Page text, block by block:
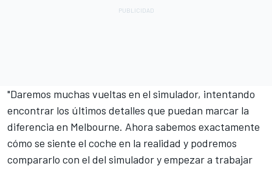
"Daremos muchas vueltas en el simulador, intentando
encontrar los últimos detalles que puedan marcar la
diferencia en Melbourne. Ahora sabemos exactamente
cómo se siente el coche en la realidad y podremos
compararlo con el del simulador y empezar a trabajar